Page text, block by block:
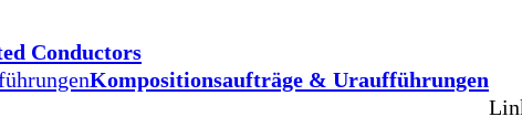
Conductors
Kompositionsaufträge & Uraufführungen